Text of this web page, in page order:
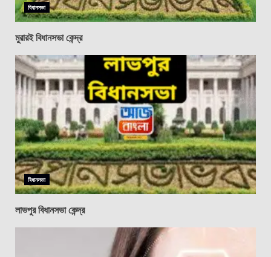
বিধানসভা
মুরারই বিধানসভা কেন্দ্র
বিধানসভা
লাভপুর বিধানসভা কেন্দ্র